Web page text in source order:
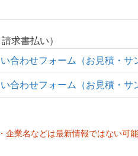
求書払い）
合わせフォーム（お見積・サ
合わせフォーム（お見積・サ
業名などは最新情報ではない可